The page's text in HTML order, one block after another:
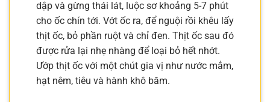
dập và gừng thái lát, luộc sơ khoảng 5-7 phút
cho ốc chín tới. Vớt ốc ra, để nguội rồi khêu lấy
thịt ốc, bỏ phần ruột và chỉ đen. Thịt ốc sau đó
được rửa lại nhẹ nhàng để loại bỏ hết nhớt.
Ướp thịt ốc với một chút gia vị như nước mắm,
hạt nêm, tiêu và hành khô băm.